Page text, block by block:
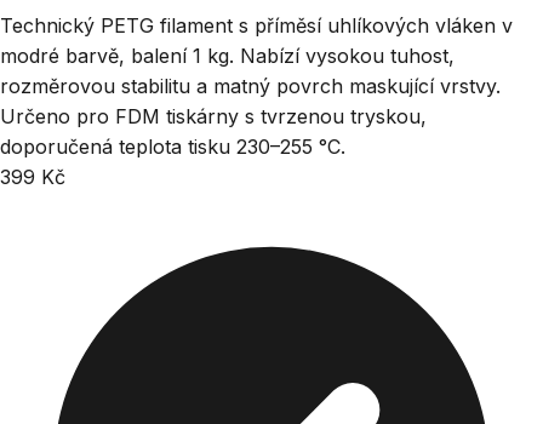
Technický PETG filament s příměsí uhlíkových vláken v
modré barvě, balení 1 kg. Nabízí vysokou tuhost,
rozměrovou stabilitu a matný povrch maskující vrstvy.
Určeno pro FDM tiskárny s tvrzenou tryskou,
doporučená teplota tisku 230–255 °C.
399 Kč